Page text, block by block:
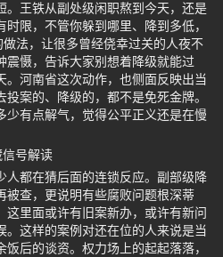
。王铁从副处级闲职熬到今天，还是
限，不管你躲到哪里、降到多低，
法，让很多曾经侥幸过关的人夜不
震慑，告诉大家别想着降级就能过
。河南省这次动作，也侧面反映出当
案的、降级的，都不是免死金牌。
少有点解气，觉得公平正义还是在慢
号解读
人都在猜后面的连锁反应。副部级降
被查，更说明有些腐败问题根深蒂
这里面或许有旧案新办，或许有新问
。这样的案例对还在位的人来说是当
后的谈资。权力场上的起起落落，